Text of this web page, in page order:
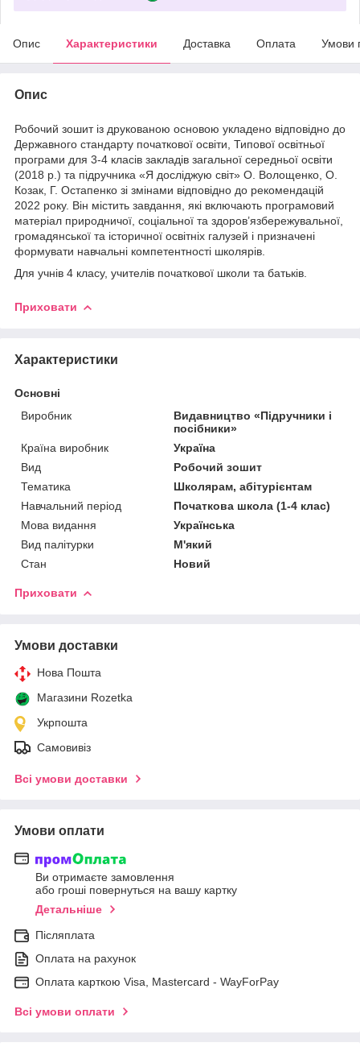
Опис Характеристики Доставка Оплата Умови
Опис
Робочий зошит із друкованою основою укладено відповідно до
Державного стандарту початкової освіти, Типової освітньої
програми для 3-4 класів закладів загальної середньої освіти
(2018 р.) та підручника «Я досліджую світ» О. Волощенко, О.
Козак, Г. Остапенко зі змінами відповідно до рекомендацій
2022 року. Він містить завдання, які включають програмовий
матеріал природничої, соціальної та здоров’язбережувальної,
громадянської та історичної освітніх галузей і призначені
формувати навчальні компетентності школярів.
Для учнів 4 класу, учителів початкової школи та батьків.
Приховати
Характеристики
Основні
Виробник
Видавництво «Підручники і
посібники»
Країна виробник
Україна
Вид
Робочий зошит
Тематика
Школярам, абітурієнтам
Навчальний період
Початкова школа (1-4 клас)
Мова видання
Українська
Вид палітурки
М'який
Стан
Новий
Приховати
Умови доставки
Нова Пошта
Магазини Rozetka
Укрпошта
Самовивіз
Всі умови доставки
Умови оплати
Ви отримаєте замовлення
або гроші повернуться на вашу картку
Детальніше
Післяплата
Оплата на рахунок
Оплата карткою Visa, Mastercard - WayForPay
Всі умови оплати